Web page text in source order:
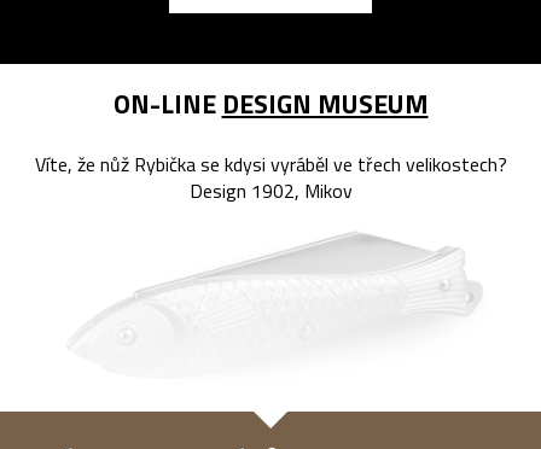
ON-LINE DESIGN MUSEUM
Víte, že nůž Rybička se kdysi vyráběl ve třech velikostech?
Design 1902, Mikov